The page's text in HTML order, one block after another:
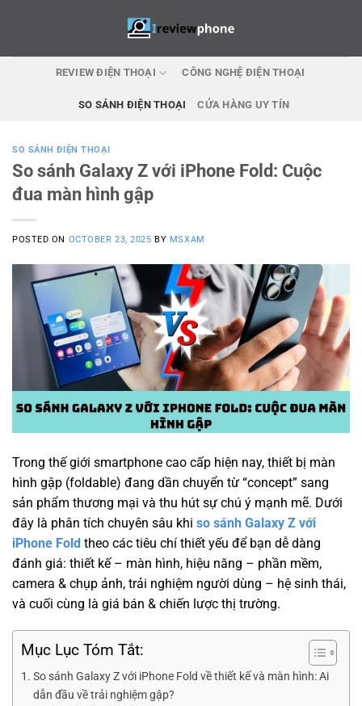
REVIEW ĐIỆN THOẠI CÔNG NGHỆ ĐIỆN THOẠI
SO SÁNH ĐIỆN THOẠI CỬA HÀNG UY TÍN
SO SÁNH ĐIỆN THOẠI
So sánh Galaxy Z với iPhone Fold: Cuộc
đua màn hình gập
POSTED ON OCTOBER 23, 2025 BY MSXAM
Trong thế giới smartphone cao cấp hiện nay, thiết bị màn
hình gập (foldable) đang dần chuyển từ “concept” sang
sản phẩm thương mại và thu hút sự chú ý mạnh mẽ. Dưới
đây là phân tích chuyên sâu khi so sánh Galaxy Z với
iPhone Fold theo các tiêu chí thiết yếu để bạn dễ dàng
đánh giá: thiết kế – màn hình, hiệu năng – phần mềm,
camera & chụp ảnh, trải nghiệm người dùng – hệ sinh thái,
và cuối cùng là giá bán & chiến lược thị trường.
Mục Lục Tóm Tắt:
So sánh Galaxy Z với iPhone Fold về thiết kế và màn hình: Ai
dẫn đầu về trải nghiệm gập?